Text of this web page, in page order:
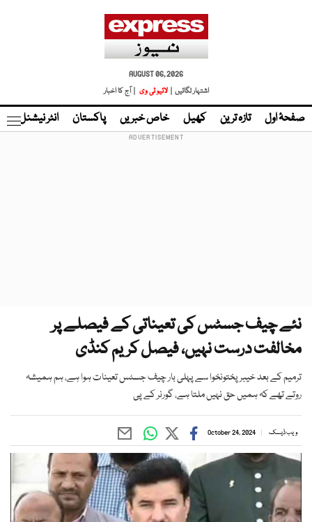
AUGUST 06, 2026
اشتہار لگائیں |
لائیو ٹی وی | آج کا اخبار
صفحۂ اول تازہ ترین کھیل خاص خبریں پاکستان انٹر نیشنل
نئے چیف جسٹس کی تعیناتی کے فیصلے پر
مخالفت درست نہیں، فیصل کریم کنڈی
ترمیم کے بعد خیبرپختونخوا سے پہلی بار چیف جسٹس تعینات ہوا ہے، ہم ہمیشہ
روتے تھے کہ ہمیں حق نہیں ملتا ہے، گورنر کے پی
ویب ڈیسک October 24, 2024